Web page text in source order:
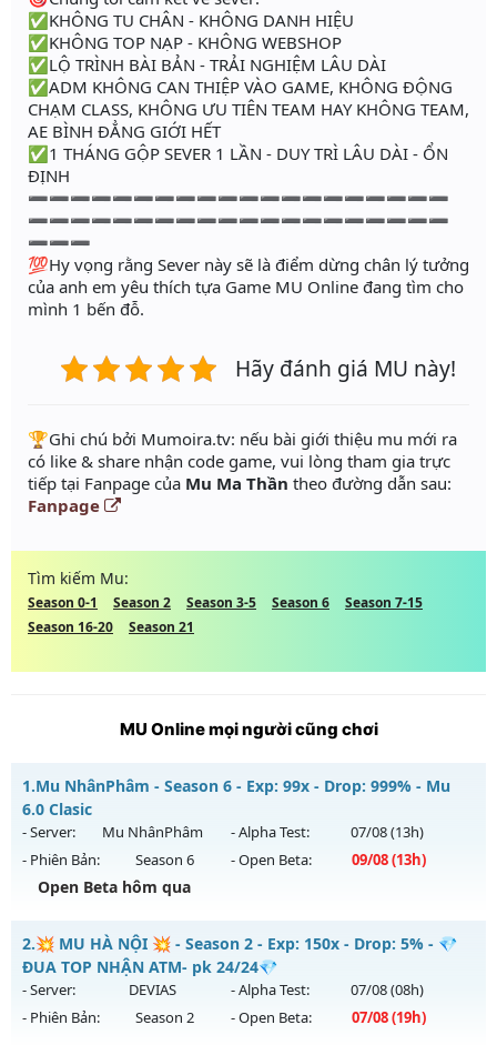
✅KHÔNG TU CHÂN - KHÔNG DANH HIỆU
✅KHÔNG TOP NẠP - KHÔNG WEBSHOP
✅LỘ TRÌNH BÀI BẢN - TRẢI NGHIỆM LÂU DÀI
✅ADM KHÔNG CAN THIỆP VÀO GAME, KHÔNG ĐỘNG
CHẠM CLASS, KHÔNG ƯU TIÊN TEAM HAY KHÔNG TEAM,
AE BÌNH ĐẲNG GIỚI HẾT
✅1 THÁNG GỘP SEVER 1 LẦN - DUY TRÌ LÂU DÀI - ỔN
ĐỊNH
➖➖➖➖➖➖➖➖➖➖➖➖➖➖➖➖➖➖➖➖
➖➖➖➖➖➖➖➖➖➖➖➖➖➖➖➖➖➖➖➖
➖➖➖
💯Hy vọng rằng Sever này sẽ là điểm dừng chân lý tưởng
của anh em yêu thích tựa Game MU Online đang tìm cho
mình 1 bến đỗ.
Hãy đánh giá MU này!
️🏆Ghi chú bởi Mumoira.tv: nếu bài giới thiệu mu mới ra
có like & share nhận code game, vui lòng tham gia trực
tiếp tại Fanpage của Mu Ma Thần theo đường dẫn sau:
Fanpage
Tìm kiếm Mu:
Season 0-1 Season 2 Season 3-5 Season 6
Season 7-15
Season 16-20
Season 21
MU Online mọi người cũng chơi
1.Mu NhânPhâm - Season 6 - Exp: 99x - Drop: 999% - Mu
6.0 Clasic
- Server: Mu NhânPhâm - Alpha Test: 07/08(13h)
- Phiên Bản:
Season 6 - Open Beta: 09/08(13h)
Open Beta hôm qua
Mu NhânPhâm - Mu 6.0 Clasic
Mu mới ra tháng 08 2026 - Mở máy chủ
13h ngày 09/08/2626
Exp: 99x - Drop: 999%
2.💥 MU HÀ NỘI 💥 - Season 2 - Exp: 150x - Drop: 5% - 💎
ĐUA TOP NHẬN ATM- pk 24/24💎
- Server: DEVIAS - Alpha Test: 07/08(08h)
- Phiên Bản:
Season 2 - Open Beta: 07/08(19h)